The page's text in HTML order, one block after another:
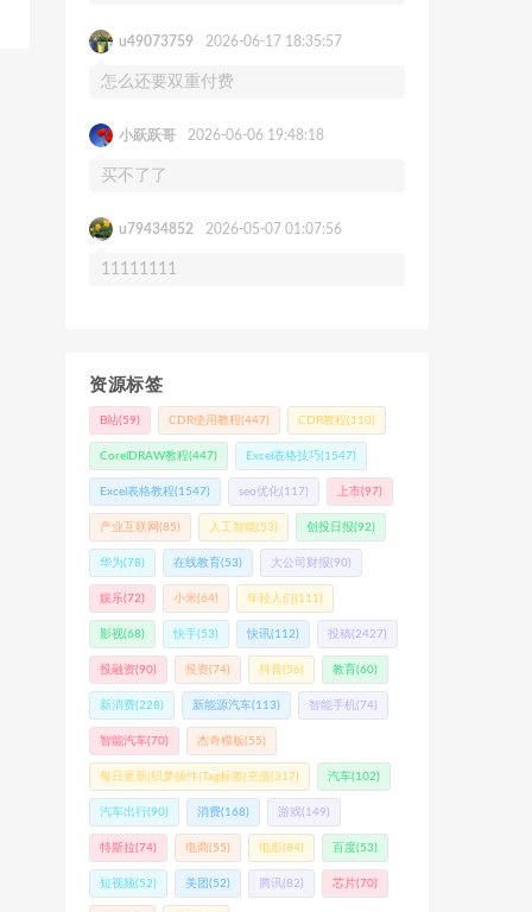
u49073759 2026-06-17 18:35:57
怎么还要双重付费
小跃跃哥 2026-06-06 19:48:18
买不了了
u79434852 2026-05-07 01:07:56
11111111
资源标签
B站(59) CDR使用教程(447) CDR教程(110)
CorelDRAW教程(447) Excel表格技巧(1547)
Excel表格教程(1547) seo优化(117) 上市(97)
产业互联网 (85) 人工智能(53) 创投日报(92)
华为(78) 在线教育(53) 大公司财报(90)
娱乐(72) 小米(64) 年轻人们 (111)
影视(68) 快手(53) 快讯(112) 投稿 (2427)
投融资(90) 投资(74) 抖音(56) 教育(60)
新消费(228) 新能源汽车(113) 智能手机(74)
智能汽车(70) 杰奇模板(55)
每日更新|织梦插件|Tag标签|充值(317) 汽车(102)
汽车出行(90) 消费(168) 游戏(149)
特斯拉(74) 电商(55) 电影(84) 百度(53)
短视频(52) 美团 (52) 腾讯(82) 芯片(70)